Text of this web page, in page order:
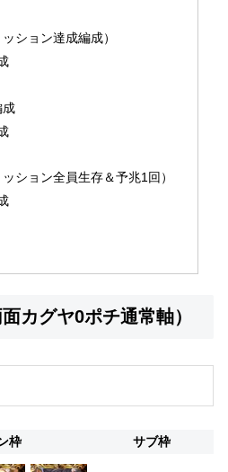
ション達成編成）
成
ション全員生存＆予兆1回）
カグヤ0ポチ通常軸）
枠 サブ枠